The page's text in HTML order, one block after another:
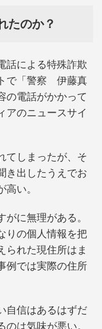
たのか？
話による特殊詐欺
で「警察 伊藤真
の電話がかかって
アのニュースサイ
てしまったが、そ
き出したうえでお
い。
に無理がある。
りの個人情報を把
られた現住所はま
例では実際の住所
自信はあるはずだ
は気味が悪い。